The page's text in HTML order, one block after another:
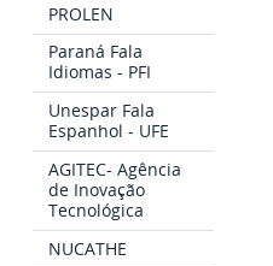
PROLEN
Paraná Fala
Idiomas - PFI
Unespar Fala
Espanhol - UFE
AGITEC- Agência
de Inovação
Tecnológica
NUCATHE